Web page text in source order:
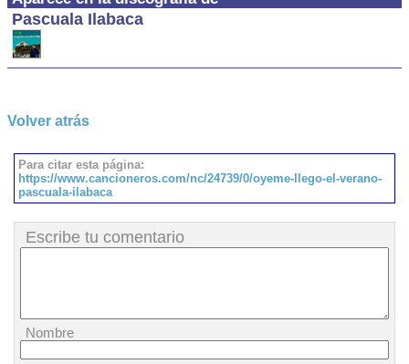
Pascuala Ilabaca
Volver atrás
Para citar esta página:
https://www.cancioneros.com/nc/24739/0/oyeme-llego-el-verano-
pascuala-ilabaca
Escribe tu comentario
Nombre